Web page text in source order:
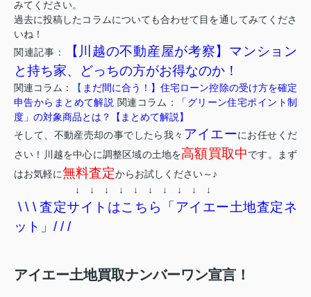
みてください。
過去に投稿したコラムについても合わせて目を通してみてくださ
いね！
関連記事：
【川越の不動産屋が考察】マンション
と持ち家、どっちの方がお得なのか！
関連コラム： 【 まだ間に合う！】住宅ローン控除の受け方を確定
申告からまとめて解説 関連コラム：
「グリーン住宅ポイント制
度」の対象商品とは？【まとめて解説】
そして、不動産売却の事でしたら我々 アイエーにお任せくだ
さい！川越を中心に調整区域の土地を高額買取中です。まず
はお気軽に無料査定からお試しください～♪
↓ ↓ ↓ ↓ ↓ ↓ ↓ ↓ ↓ ↓
\ \ \ 査定サイトはこちら「アイエー土地査定ネ
ット」/ / /
アイエー土地買取ナンバーワン宣言！